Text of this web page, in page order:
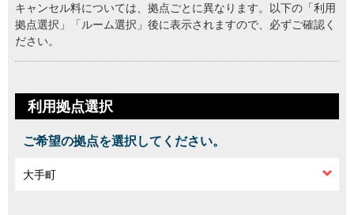
キャンセル料については、拠点ごとに異なります。以下の「利用
拠点選択」「ルーム選択」後に表示されますので、必ずご確認く
ださい。
利用拠点選択
ご希望の拠点を選択してください。